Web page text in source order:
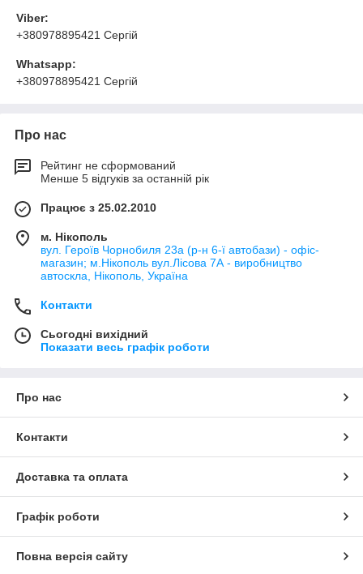
Viber:
+380978895421 Сергій
Whatsapp:
+380978895421 Сергій
Про нас
Рейтинг не сформований
Менше 5 відгуків за останній рік
Працює з 25.02.2010
м. Нікополь
вул. Героїв Чорнобиля 23а (р-н 6-ї автобази) - офіс-
магазин; м.Нікополь вул.Лісова 7А - виробництво
автоскла, Нікополь, Україна
Контакти
Сьогодні вихідний
Показати весь графік роботи
Про нас
Контакти
Доставка та оплата
Графік роботи
Повна версія сайту